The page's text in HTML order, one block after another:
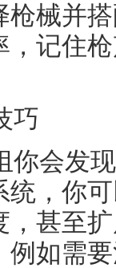
枪械并
记住
巧
你会发
统，你
甚至
如需